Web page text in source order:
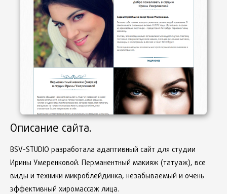
Описание сайта.
BSV-STUDIO разработала адаптивный сайт для студии
Ирины Умеренковой. Перманентный макияж (татуаж), все
виды и техники микроблейдинка, незабываемый и очень
эффективный хиромассаж лица.